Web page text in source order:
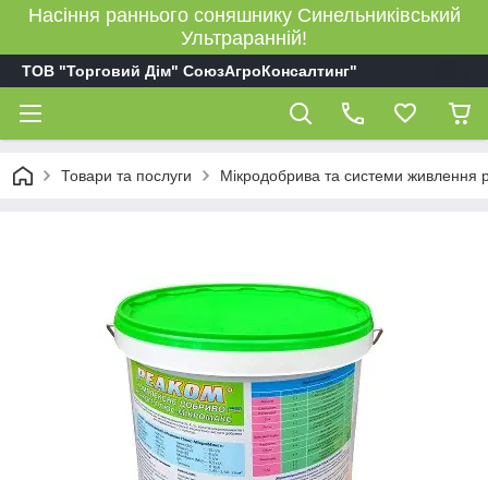
Насіння раннього соняшнику Синельниківський
Ультраранній!
ТОВ "Торговий Дім" СоюзАгроКонсалтинг"
Товари та послуги Мікродобрива та системи живлення